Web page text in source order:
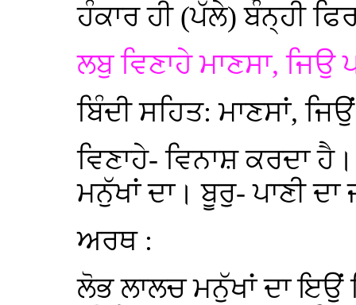
ਹੰਕਾਰ ਹੀ (ਪੱਲੇ) ਬੰਨ੍ਹੀ
ਲਬੁ ਵਿਣਾਹੇ ਮਾਣਸਾ, ਜਿਉ
ਬਿੰਦੀ ਸਹਿਤ: ਮਾਣਸਾਂ,
ਵਿਣਾਹੇ- ਵਿਨਾਸ਼ ਕਰਦਾ
ਮਨੁੱਖਾਂ ਦਾ। ਬੂਰੁ- ਪਾਣੀ ਦਾ
ਅਰਥ :
ਲੋਭ ਲਾਲਚ ਮਨੁੱਖਾਂ ਦਾ ਇਉਂ